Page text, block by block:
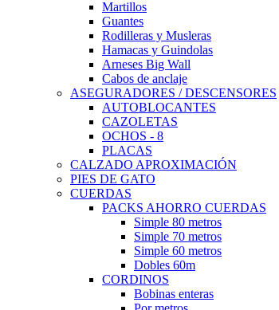
Martillos
Guantes
Rodilleras y Musleras
Hamacas y Guindolas
Arneses Big Wall
Cabos de anclaje
ASEGURADORES / DESCENSORES
AUTOBLOCANTES
CAZOLETAS
OCHOS - 8
PLACAS
CALZADO APROXIMACIÓN
PIES DE GATO
CUERDAS
PACKS AHORRO CUERDAS
Simple 80 metros
Simple 70 metros
Simple 60 metros
Dobles 60m
CORDINOS
Bobinas enteras